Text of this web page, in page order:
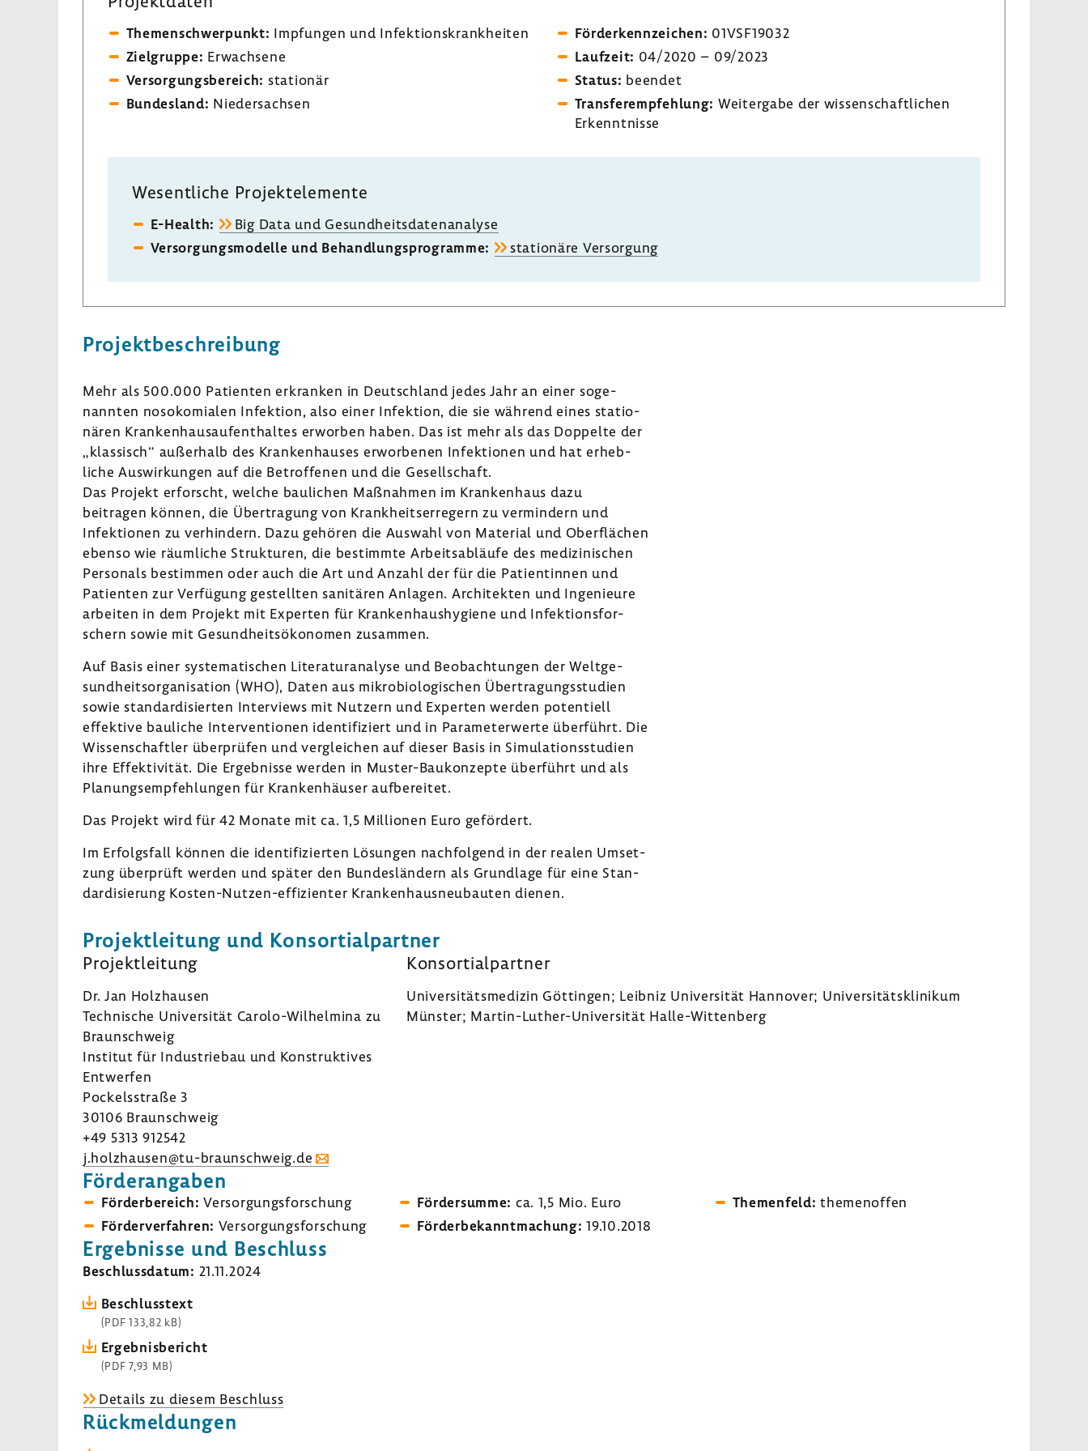
Themen­schwer­punkt: Impfungen und Infek­ti­ons­krank­heiten
Ziel­gruppe: Erwach­sene
Versor­gungs­be­reich: stationär
Bundes­land: Nieder­sachsen
Förder­kenn­zei­chen: 01VSF19032
Lauf­zeit: 04/2020 – 09/2023
Status: beendet
Trans­fer­emp­feh­lung: Weiter­gabe der wissen­schaft­li­chen
Erkennt­nisse
Wesent­liche Projekt­ele­mente
E-​Health:
Big Data und Gesund­heits­da­ten­ana­lyse
Versor­gungs­mo­delle und Behand­lungs­pro­gramme:
statio­näre Versor­gung
Projekt­be­schrei­bung
Mehr als 500.000 Pati­enten erkranken in Deutsch­land jedes Jahr an einer soge­
nannten noso­ko­mialen Infek­tion, also einer Infek­tion, die sie während eines statio­
nären Kran­ken­haus­auf­ent­haltes erworben haben. Das ist mehr als das Doppelte der
„klas­sisch“ außer­halb des Kran­ken­hauses erwor­benen Infek­tionen und hat erheb­
liche Auswir­kungen auf die Betrof­fenen und die Gesell­schaft.
Das Projekt erforscht, welche bauli­chen Maßnahmen im Kran­ken­haus dazu
beitragen können, die Über­tra­gung von Krank­heits­er­re­gern zu vermin­dern und
Infek­tionen zu verhin­dern. Dazu gehören die Auswahl von Mate­rial und Ober­flä­chen
ebenso wie räum­liche Struk­turen, die bestimmte Arbeits­ab­läufe des medi­zi­ni­schen
Perso­nals bestimmen oder auch die Art und Anzahl der für die Pati­en­tinnen und
Pati­enten zur Verfü­gung gestellten sani­tären Anlagen. Archi­tekten und Inge­nieure
arbeiten in dem Projekt mit Experten für Kran­ken­haus­hy­giene und Infek­ti­ons­for­
schern sowie mit Gesund­heits­öko­nomen zusammen.
Auf Basis einer syste­ma­ti­schen Lite­ra­tur­ana­lyse und Beob­ach­tungen der Welt­ge­
sund­heits­or­ga­ni­sa­tion (WHO), Daten aus mikro­bio­lo­gi­schen Über­tra­gungs­stu­dien
sowie stan­dar­di­sierten Inter­views mit Nutzern und Experten werden poten­tiell
effek­tive bauliche Inter­ven­tionen iden­ti­fi­ziert und in Para­me­ter­werte über­führt. Die
Wissen­schaftler über­prüfen und verglei­chen auf dieser Basis in Simu­la­ti­ons­stu­dien
ihre Effek­ti­vität. Die Ergeb­nisse werden in Muster-​Baukonzepte über­führt und als
Planungs­emp­feh­lungen für Kran­ken­häuser aufbe­reitet.
Das Projekt wird für 42 Monate mit ca. 1,5 Millionen Euro geför­dert.
Im Erfolgs­fall können die iden­ti­fi­zierten Lösungen nach­fol­gend in der realen Umset­
zung über­prüft werden und später den Bundes­län­dern als Grund­lage für eine Stan­
dar­di­sie­rung Kosten-​Nutzen-effizienter Kran­ken­haus­neu­bauten dienen.
Projekt­lei­tung und Konsor­ti­al­partner
Projekt­lei­tung
Dr. Jan Holz­hausen
Tech­ni­sche Univer­sität Carolo-​Wilhelmina zu
Braun­schweig
Institut für Indus­triebau und Konstruk­tives
Entwerfen
Pockels­straße 3
30106 Braun­schweig
+49 5313 912542
j.holz­hausen@tu-​braunschweig.de
Konsor­ti­al­partner
Univer­si­täts­me­dizin Göttingen; Leibniz Univer­sität Hannover; Univer­si­täts­kli­nikum
Münster; Martin-​Luther-Universität Halle-​Wittenberg
Förder­an­gaben
Förder­be­reich: Versor­gungs­for­schung
Förder­ver­fahren: Versor­gungs­for­schung
Förder­summe: ca. 1,5 Mio. Euro
Förder­be­kannt­ma­chung: 19.10.2018
Themen­feld: themen­offen
Ergeb­nisse und Beschluss
Beschluss­datum: 21.11.2024
Beschluss­text
(PDF 133,82 kB)
Ergeb­nis­be­richt
(PDF 7,93 MB)
Details zu diesem Beschluss
Rück­mel­dungen